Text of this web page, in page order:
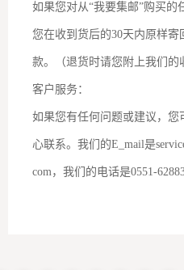
如果您对从“我要集邮”购买
您在收到货后的30天内原样
款。（退货时请您附上我
客户服务：
如果您有任何问题或建议，
心联系。我们的E_mail是
com，我们的电话是0551-